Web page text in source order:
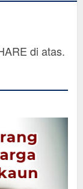
di atas.